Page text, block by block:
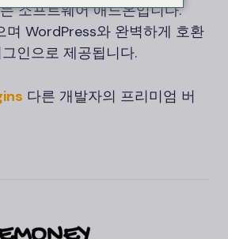
소프트웨어 애드온입니다.
며 WordPress와 완벽하게 호환
인으로 제공됩니다.
다른 개발자의 프리미엄 버